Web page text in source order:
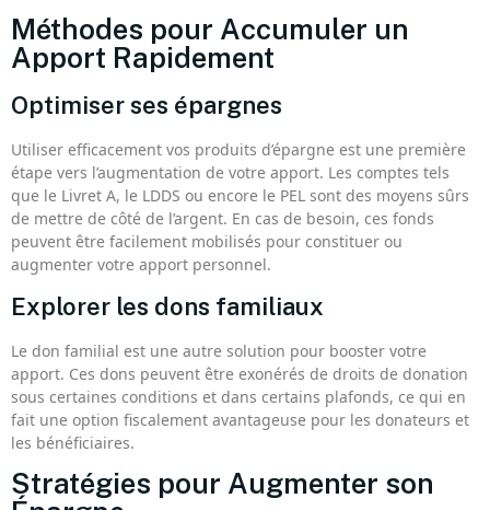
Méthodes pour Accumuler un
Apport Rapidement
Optimiser ses épargnes
Utiliser efficacement vos produits d’épargne est une première
étape vers l’augmentation de votre apport. Les comptes tels
que le Livret A, le LDDS ou encore le PEL sont des moyens sûrs
de mettre de côté de l’argent. En cas de besoin, ces fonds
peuvent être facilement mobilisés pour constituer ou
augmenter votre apport personnel.
Explorer les dons familiaux
Le don familial est une autre solution pour booster votre
apport. Ces dons peuvent être exonérés de droits de donation
sous certaines conditions et dans certains plafonds, ce qui en
fait une option fiscalement avantageuse pour les donateurs et
les bénéficiaires.
Stratégies pour Augmenter son